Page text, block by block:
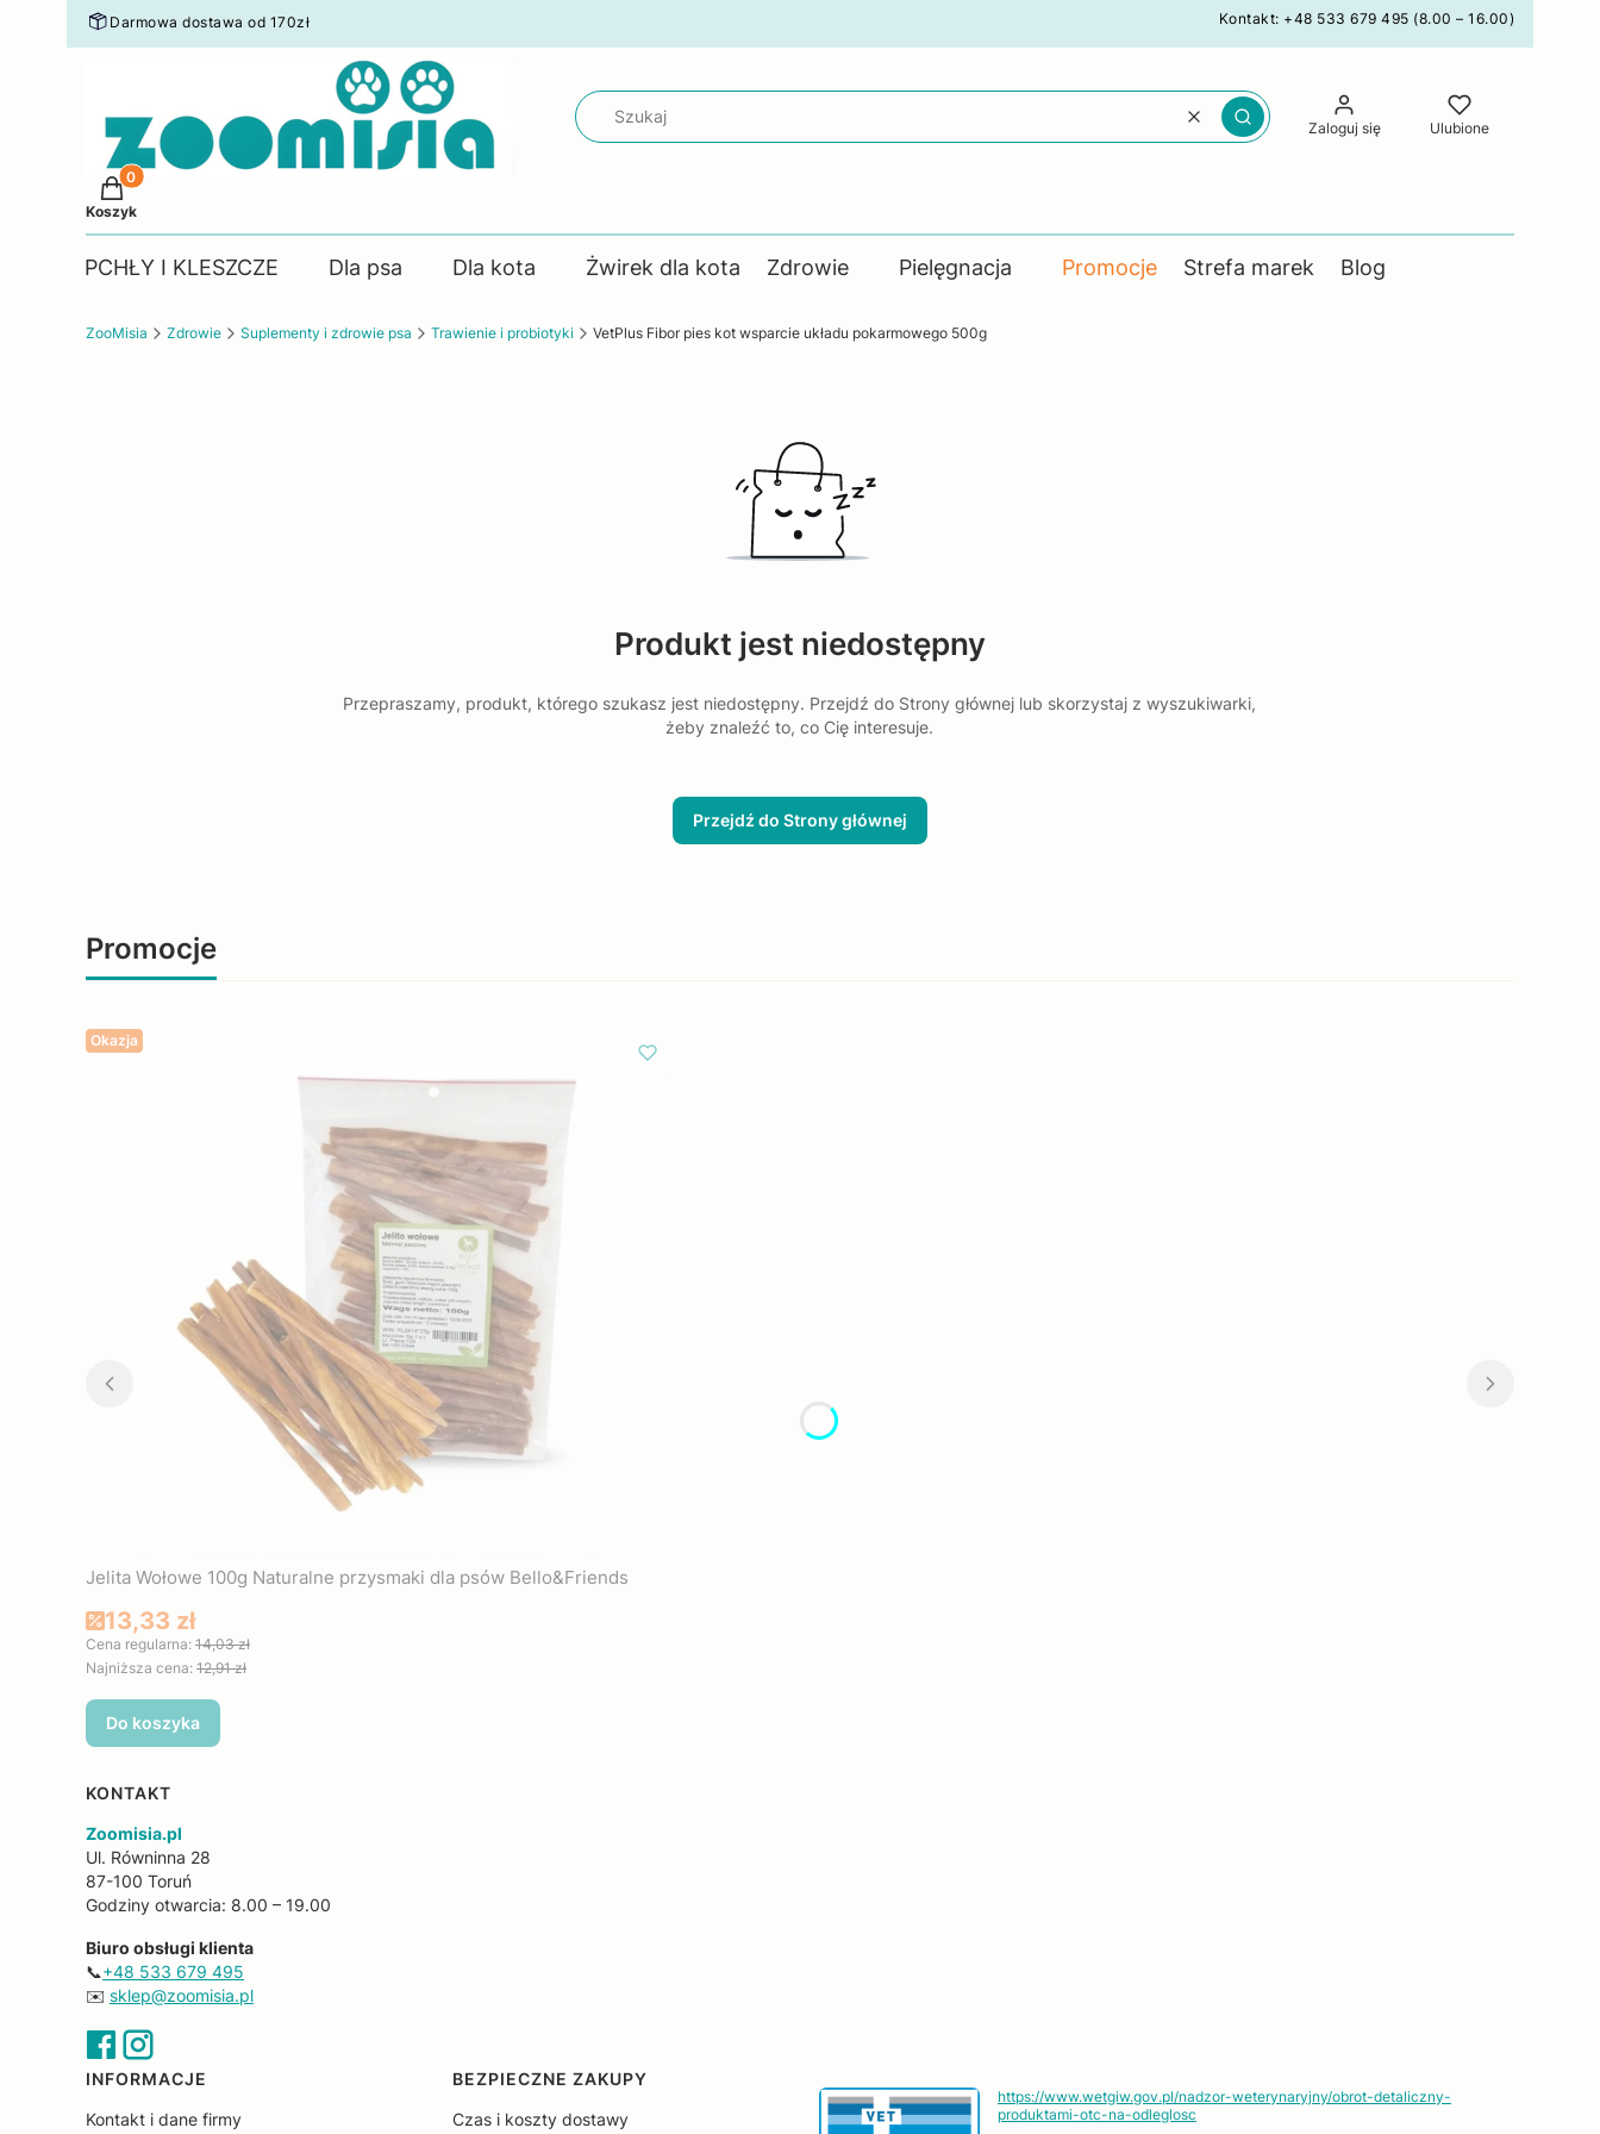
Darmowa dostawa od 170zł Kontakt: +48 533 679 495 (8.00 – 16.00)
WyczyśćSzukaj Zaloguj się Ulubione
Produkty w koszyku: 0. Zobacz szczegóły
Koszyk
PCHŁY I KLESZCZE Dla psa Dla kota Żwirek dla kota Zdrowie Pielęgnacja Promocje Strefa marek Blog
ZooMisia Zdrowie Suplementy i zdrowie psa Trawienie i probiotyki VetPlus Fibor pies kot wsparcie układu pokarmowego 500g
Produkt jest niedostępny
Przepraszamy, produkt, którego szukasz jest niedostępny. Przejdź do Strony głównej lub skorzystaj z wyszukiwarki,
żeby znaleźć to, co Cię interesuje.
Przejdź do Strony głównej
Promocje
Okazja
Jelita Wołowe 100g Naturalne przysmaki dla psów Bello&Friends
Cena promocyjna
13,33 zł
Cena regularna: 14,03 zł
Najniższa cena: 12,91 zł
Do koszyka
KONTAKT
Zoomisia.pl
Ul. Równinna 28
87-100 Toruń
Godziny otwarcia: 8.00 – 19.00
Biuro obsługi klienta
📞+48 533 679 495
✉️ sklep@zoomisia.pl
Linki w stopce
INFORMACJE
Kontakt i dane firmy
BEZPIECZNE ZAKUPY
Czas i koszty dostawy
https://www.wetgiw.gov.pl/nadzor-weterynaryjny/obrot-detaliczny-
produktami-otc-na-odleglosc